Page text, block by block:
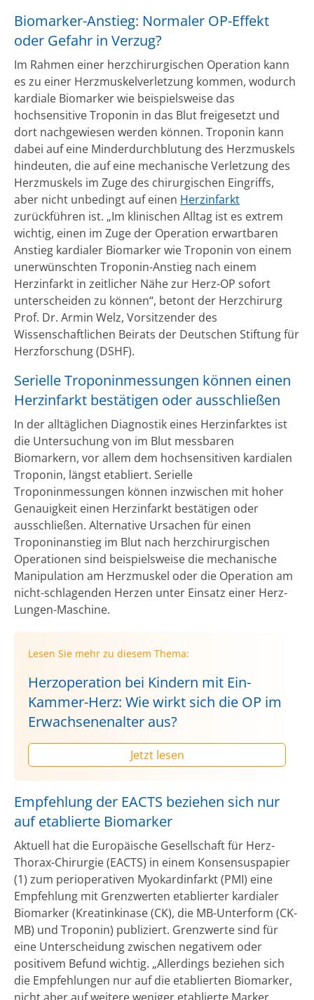
Biomarker-Anstieg: Normaler OP-Effekt
oder Gefahr in Verzug?
Im Rahmen einer herzchirurgischen Operation kann
es zu einer Herzmuskelverletzung kommen, wodurch
kardiale Biomarker wie beispielsweise das
hochsensitive Troponin in das Blut freigesetzt und
dort nachgewiesen werden können. Troponin kann
dabei auf eine Minderdurchblutung des Herzmuskels
hindeuten, die auf eine mechanische Verletzung des
Herzmuskels im Zuge des chirurgischen Eingriffs,
aber nicht unbedingt auf einen Herzinfarkt
zurückführen ist. „Im klinischen Alltag ist es extrem
wichtig, einen im Zuge der Operation erwartbaren
Anstieg kardialer Biomarker wie Troponin von einem
unerwünschten Troponin-Anstieg nach einem
Herzinfarkt in zeitlicher Nähe zur Herz-OP sofort
unterscheiden zu können“, betont der Herzchirurg
Prof. Dr. Armin Welz, Vorsitzender des
Wissenschaftlichen Beirats der Deutschen Stiftung für
Herzforschung (DSHF).
Serielle Troponinmessungen können einen
Herzinfarkt bestätigen oder ausschließen
In der alltäglichen Diagnostik eines Herzinfarktes ist
die Untersuchung von im Blut messbaren
Biomarkern, vor allem dem hochsensitiven kardialen
Troponin, längst etabliert. Serielle
Troponinmessungen können inzwischen mit hoher
Genauigkeit einen Herzinfarkt bestätigen oder
ausschließen. Alternative Ursachen für einen
Troponinanstieg im Blut nach herzchirurgischen
Operationen sind beispielsweise die mechanische
Manipulation am Herzmuskel oder die Operation am
nicht-schlagenden Herzen unter Einsatz einer Herz-
Lungen-Maschine.
Lesen Sie mehr zu diesem Thema:
Herzoperation bei Kindern mit Ein-
Kammer-Herz: Wie wirkt sich die OP im
Erwachsenenalter aus?
Jetzt lesen
Empfehlung der EACTS beziehen sich nur
auf etablierte Biomarker
Aktuell hat die Europäische Gesellschaft für Herz-
Thorax-Chirurgie (EACTS) in einem Konsensuspapier
(1) zum perioperativen Myokardinfarkt (PMI) eine
Empfehlung mit Grenzwerten etablierter kardialer
Biomarker (Kreatinkinase (CK), die MB-Unterform (CK-
MB) und Troponin) publiziert. Grenzwerte sind für
eine Unterscheidung zwischen negativem oder
positivem Befund wichtig. „Allerdings beziehen sich
die Empfehlungen nur auf die etablierten Biomarker,
nicht aber auf weitere weniger etablierte Marker.